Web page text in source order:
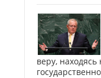
веру,